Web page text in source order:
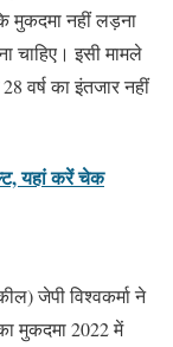
नहीं लड़ना
चाहिए। इसी मामले
वर्ष का इंतजार नहीं
यहां करें चेक
जेपी विश्वकर्मा ने
मुकदमा 2022 में